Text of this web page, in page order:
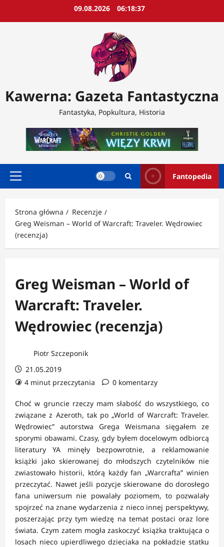
09.08.2026 06:18:40
Kawerna: Gazeta Fantastyczna
Fantastyka, Popkultura, Historia
Menu
Fantopedia
Strona główna
Recenzje
Greg Weisman – World of Warcraft: Traveler. Wędrowiec
(recenzja)
Greg Weisman – World of
Warcraft: Traveler.
Wędrowiec (recenzja)
Piotr Szczeponik
21.05.2019
4 minut przeczytania
0 komentarzy
Choć w gruncie rzeczy mam słabość do wszystkiego, co
związane z Azeroth, tak po „World of Warcraft: Traveler.
Wędrowiec” autorstwa Grega Weismana sięgałem ze
sporymi obawami. Czasy, gdy byłem docelowym odbiorcą
literatury YA minęły bezpowrotnie, a reklamowanie
książki jako skierowanej do młodszych czytelników nie
zwiastowało historii, którą każdy fan „Warcrafta” winien
przeczytać. Nawet jeśli pozycje skierowane do dorosłego
fana uniwersum nie powalały poziomem, to pozwalały
spojrzeć na znane wydarzenia z nieco innej perspektywy,
poszerzając przy tym wiedzę na temat postaci oraz lore
świata. Czym zatem mogła zaskoczyć książka traktująca o
losach nieco upierdliwego dzieciaka na pokładzie statku